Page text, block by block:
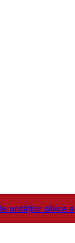
unităților silvice